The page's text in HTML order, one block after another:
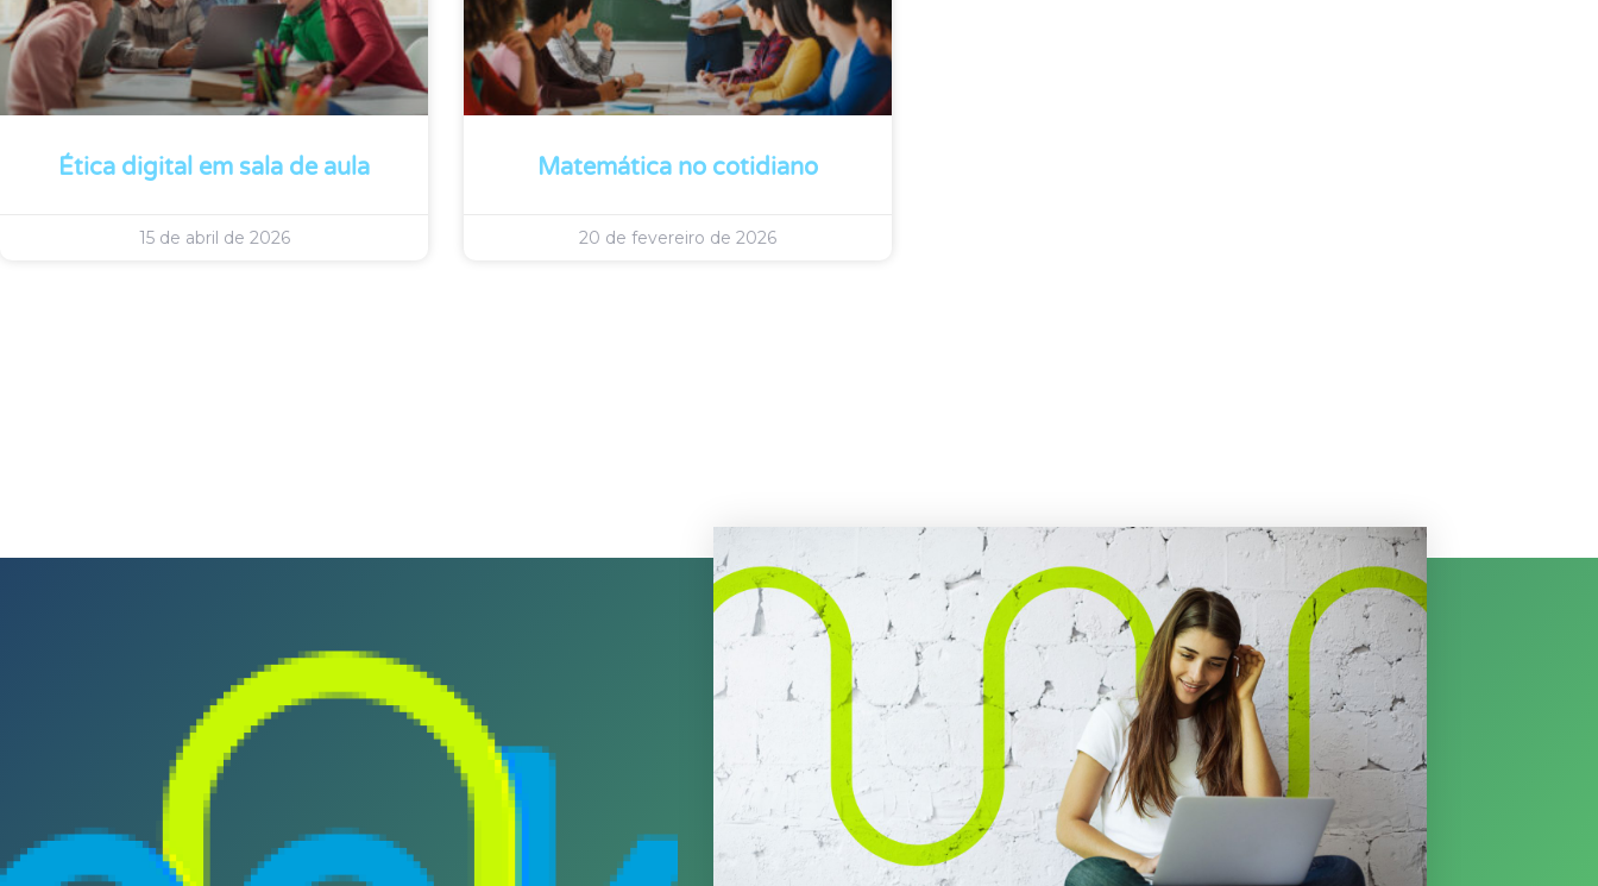
Ética digital em sala de aula
15 de abril de 2026
Matemática no cotidiano
20 de fevereiro de 2026